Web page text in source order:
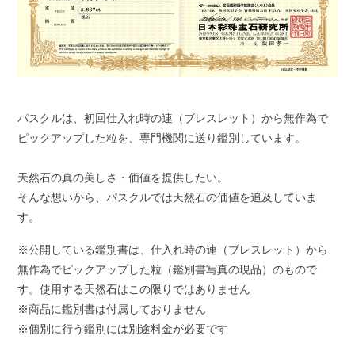
パスクルは、初回仕入れ時の連（ブレスレット）から無作為で
ピックアップした粒を、専門機関に送り鑑別しています。
天然石の真の美しさ・価値を提供したい。
そんな想いから、パスクルでは天然石の価値を追及していま
す。
※公開している鑑別書は、仕入れ時の連（ブレスレット）から
無作為でピックアップした粒（鑑別書写真の現品）のもので
す。使用する天然石はこの限りではありません
※商品に鑑別書は付属しておりません
※個別に行う鑑別には別途料金が必要です